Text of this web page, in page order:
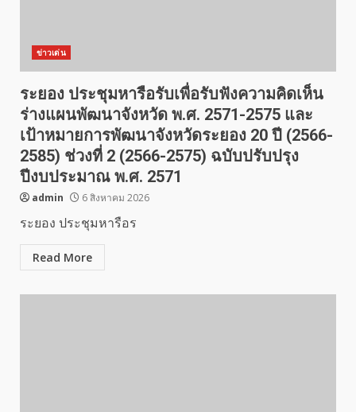
ข่าวเด่น
ระยอง ประชุมหารือรับเพื่อรับฟังความคิดเห็น
ร่างแผนพัฒนาจังหวัด พ.ศ. 2571-2575 และ
เป้าหมายการพัฒนาจังหวัดระยอง 20 ปี (2566-
2585) ช่วงที่ 2 (2566-2575) ฉบับปรับปรุง
ปีงบประมาณ พ.ศ. 2571
admin 6 สิงหาคม 2026
ระยอง ประชุมหารือร
Read More